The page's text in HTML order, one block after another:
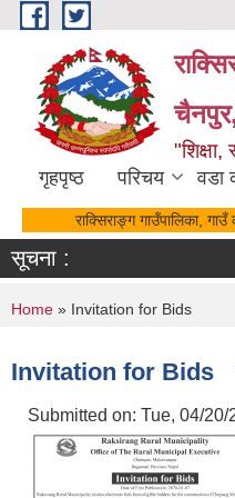
Skip to main content
"शिक्षा,
गृहपृष्ठ परिचय वडा
राक्सिराङ्ग गाउँपालिका,
सूचना :
You are here
Home » Invitation for Bids
Invitation for Bids
Submitted on: Tue, 04/20/